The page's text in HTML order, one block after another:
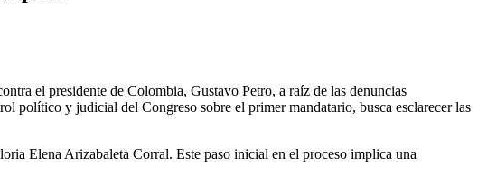
el presidente de Colombia, Gustavo Petro, a raíz de las denuncias
político y judicial del Congreso sobre el primer mandatario, busca esclarecer las
Elena Arizabaleta Corral. Este paso inicial en el proceso implica una